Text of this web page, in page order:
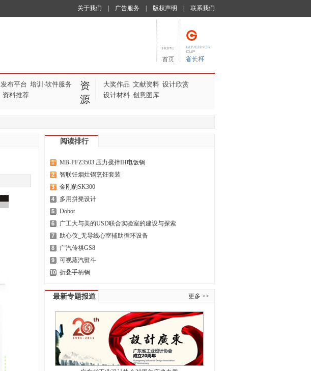
关于我们 广告服务 版权声明 联系我们
发布平台 培训·软件服务
资料推荐
资
源
大奖作品 文献资料 设计欣赏
设计材料 创意图库
阅读排行
1 MB-PFZ3503 压力搅拌IH电饭锅
2 智联饪烟灶锅烹饪套装
3 金刚豹SK300
4 多用拼凳设计
5 Dobot
6 广工大与美的USD联合实验室的建设与探索
7 助心仪_无导线心室辅助循环设备
8 广汽传祺GS8
9 可视蒸汽熨斗
10 折叠手柄锅
更多 >>
最新专题报道